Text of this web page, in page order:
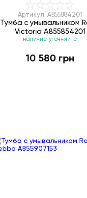
Артикул: A855884201
Тумба с умывальником
Victoria A855854201
наличие уточняйте
10 580 грн